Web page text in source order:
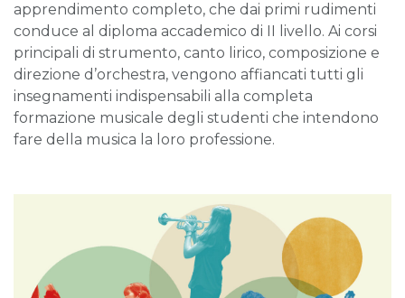
apprendimento completo, che dai primi rudimenti
conduce al diploma accademico di II livello. Ai corsi
principali di strumento, canto lirico, composizione e
direzione d’orchestra, vengono affiancati tutti gli
insegnamenti indispensabili alla completa
formazione musicale degli studenti che intendono
fare della musica la loro professione.